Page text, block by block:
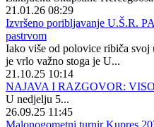
21.01.26 08:29
Izvršeno poribljavanje U.Š.R.
pastrvom
Iako više od polovice ribiča
je vrlo važno stoga je U...
21.10.25 10:14
NAJAVA I RAZGOVOR:
U nedjelju 5...
26.09.25 11:45
Malonogometni turnir Kupres